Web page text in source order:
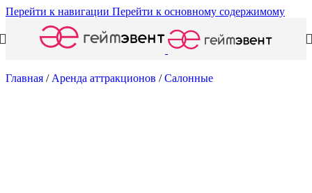
Перейти к навигации Перейти к основному содержимому
Главная / Аренда аттракционов / Салонные